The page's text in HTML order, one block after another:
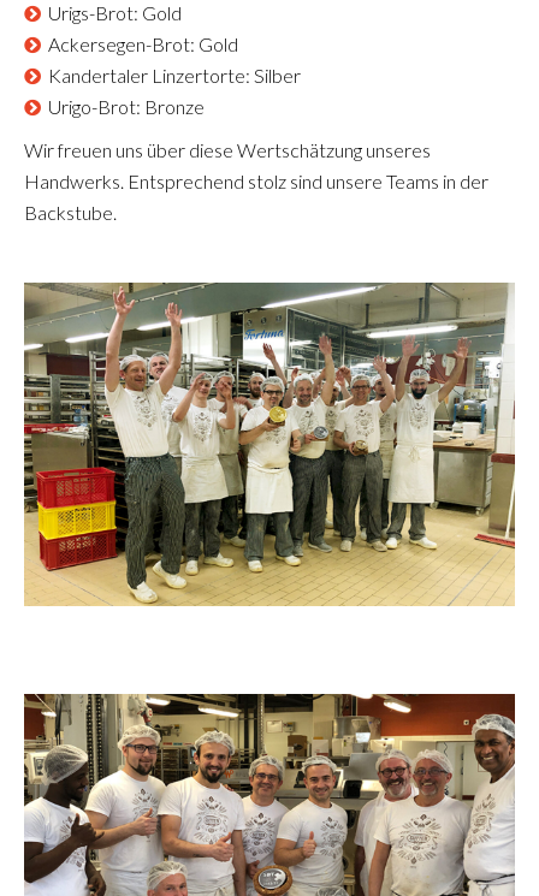
Urigs-Brot: Gold
Ackersegen-Brot: Gold
Kandertaler Linzertorte: Silber
Urigo-Brot: Bronze
Wir freuen uns über diese Wertschätzung unseres
Handwerks. Entsprechend stolz sind unsere Teams in der
Backstube.